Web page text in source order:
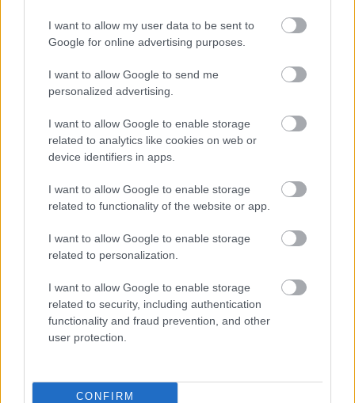
I want to allow my user data to be sent to
Google for online advertising purposes.
I want to allow Google to send me
personalized advertising.
I want to allow Google to enable storage
related to analytics like cookies on web or
device identifiers in apps.
I want to allow Google to enable storage
related to functionality of the website or app.
I want to allow Google to enable storage
related to personalization.
I want to allow Google to enable storage
related to security, including authentication
functionality and fraud prevention, and other
user protection.
CONFIRM
Újra telt ház lehet a Kispest–Vasason
szektorbezárás végrehajtását.
2026.08.07.
A Kispest–Vasas rangadóval kezdődik az NB I 4.